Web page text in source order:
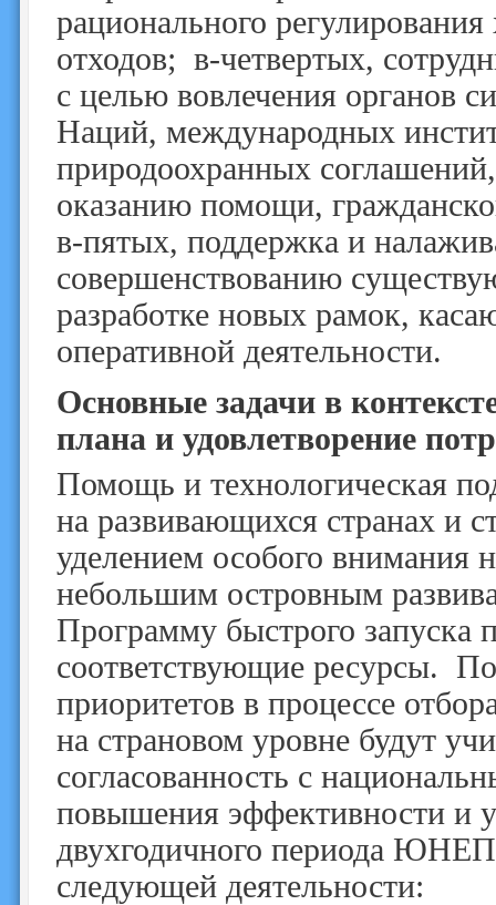
рационального
отходов; в‑четвертых,
с целью вовлечения органов
Наций, международных
природоохранных
оказанию помощи,
в‑пятых, поддержка и
совершенствованию
разработке новых рамок,
оперативной деятельности.
Основные задачи в
плана и удовлетворение
Помощь и технологическая
на развивающихся странах и
уделением особого внимания
небольшим островным
Программу быстрого
соответствующие ресурсы.
приоритетов в процессе
на страновом уровне будут
согласованность с
повышения эффективности и
двухгодичного периода ЮНЕП
следующей деятельности: